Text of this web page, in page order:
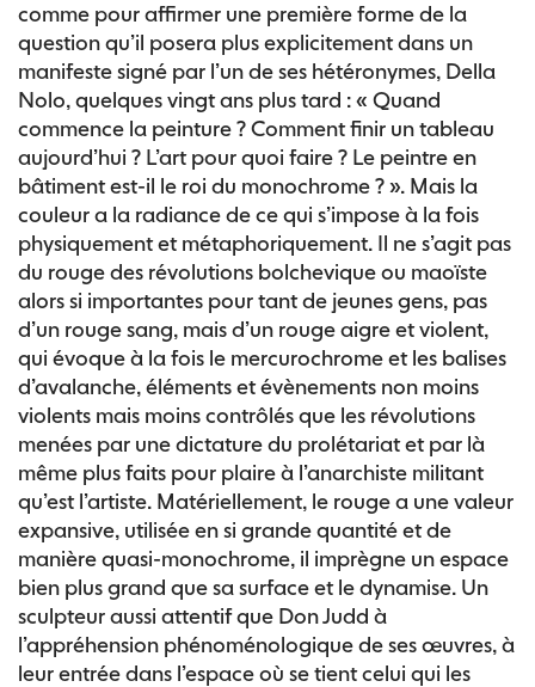
comme pour affirmer une première forme de la
question qu’il posera plus explicitement dans un
manifeste signé par l’un de ses hétéronymes, Della
Nolo, quelques vingt ans plus tard : « Quand
commence la peinture ? Comment finir un tableau
aujourd’hui ? L’art pour quoi faire ? Le peintre en
bâtiment est-il le roi du monochrome ? ». Mais la
couleur a la radiance de ce qui s’impose à la fois
physiquement et métaphoriquement. Il ne s’agit pas
du rouge des révolutions bolchevique ou maoïste
alors si importantes pour tant de jeunes gens, pas
d’un rouge sang, mais d’un rouge aigre et violent,
qui évoque à la fois le mercurochrome et les balises
d’avalanche, éléments et évènements non moins
violents mais moins contrôlés que les révolutions
menées par une dictature du prolétariat et par là
même plus faits pour plaire à l’anarchiste militant
qu’est l’artiste. Matériellement, le rouge a une valeur
expansive, utilisée en si grande quantité et de
manière quasi-monochrome, il imprègne un espace
bien plus grand que sa surface et le dynamise. Un
sculpteur aussi attentif que Don Judd à
l’appréhension phénoménologique de ses œuvres, à
leur entrée dans l’espace où se tient celui qui les